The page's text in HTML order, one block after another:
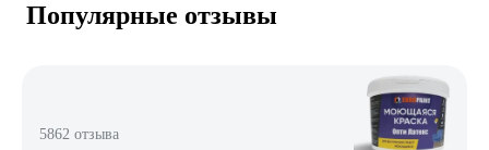
Популярные отзывы
5862 отзыва